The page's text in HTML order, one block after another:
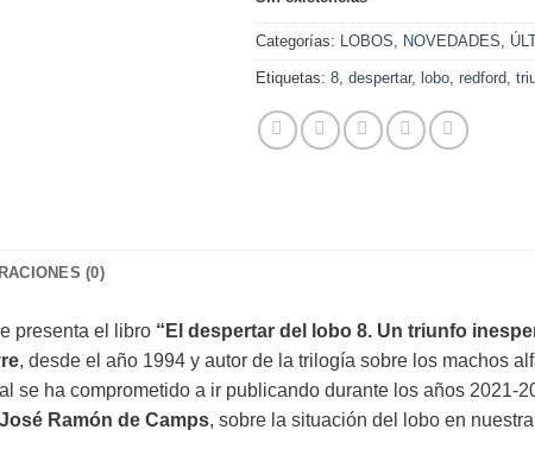
Categorías: LOBOS NOVEDADES
Etiquetas: 8 despertar, lobo redford
(0)
presenta el libro “El despertar del lobo 8. Un triunfo
, desde el año 1994 y autor de la trilogía sobre los machos
se ha comprometido a ir publicando durante los años 2021-
Ramón de Camps, sobre la situación del lobo en